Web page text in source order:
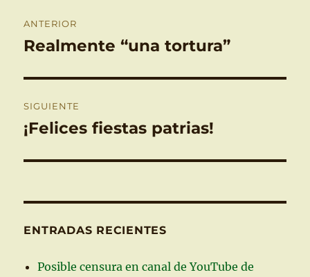
de
ANTERIOR
Entrada
Realmente “una tortura”
SIGUIENTE
Entrada
¡Felices fiestas patrias!
ENTRADAS RECIENTES
Posible censura en canal de YouTube de